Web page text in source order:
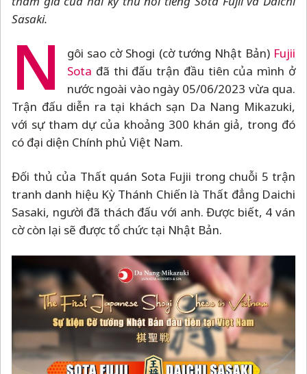
Sasaki.
N gôi sao cờ Shogi (cờ tướng Nhật Bản) Fujii
Sota đã thi đấu trận đầu tiên của mình ở
nước ngoài vào ngày 05/06/2023 vừa qua.
Trận đấu diễn ra tại khách sạn Da Nang Mikazuki,
với sự tham dự của khoảng 300 khán giả, trong đó
có đại diện Chính phủ Việt Nam.
Đối thủ của Thất quán Sota Fujii trong chuỗi 5 trận
tranh danh hiệu Kỳ Thánh Chiến là Thất đẳng Daichi
Sasaki, người đã thách đấu với anh. Được biết, 4 ván
cờ còn lại sẽ được tổ chức tại Nhật Bản.